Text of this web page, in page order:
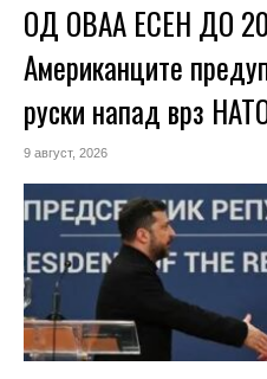
ОД ОВАА ЕСЕН ДО
Американците
руски напад врз
9 август, 2026